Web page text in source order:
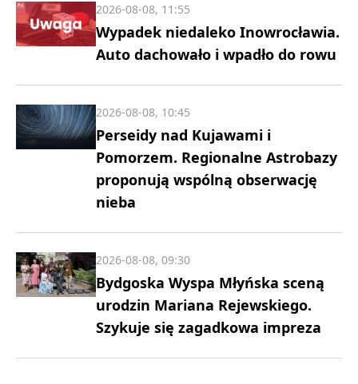
Wypadek niedaleko Inowrocławia.
Auto dachowało i wpadło do rowu
2026-08-08, 11:55
Perseidy nad Kujawami i
Pomorzem. Regionalne Astrobazy
proponują wspólną obserwację
nieba
2026-08-08, 10:45
Bydgoska Wyspa Młyńska sceną
urodzin Mariana Rejewskiego.
Szykuje się zagadkowa impreza
2026-08-08, 09:30